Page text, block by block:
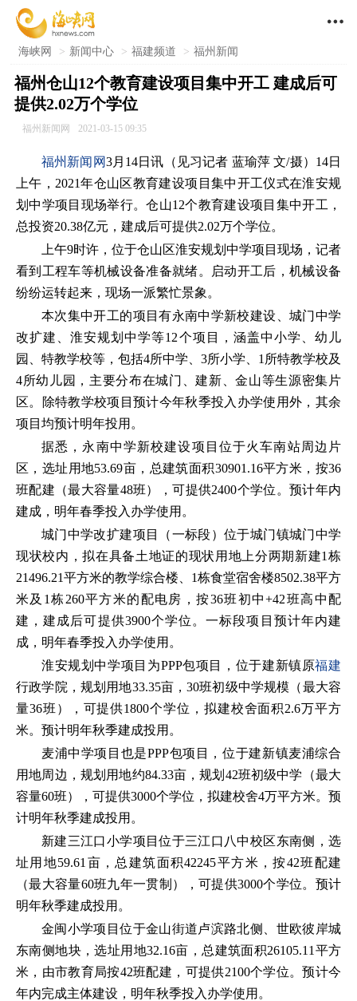

海峡网 > 新闻中心 > 福建频道 > 福州新闻
福州仓山12个教育建设项目集中开工 建成后可
提供2.02万个学位
福州新闻网 2021-03-15 09:35
福州新闻网3月14日讯（见习记者 蓝瑜萍 文/摄）14日
上午，2021年仓山区教育建设项目集中开工仪式在淮安规
划中学项目现场举行。仓山12个教育建设项目集中开工，
总投资20.38亿元，建成后可提供2.02万个学位。
上午9时许，位于仓山区淮安规划中学项目现场，记者
看到工程车等机械设备准备就绪。启动开工后，机械设备
纷纷运转起来，现场一派繁忙景象。
本次集中开工的项目有永南中学新校建设、城门中学
改扩建、淮安规划中学等12个项目，涵盖中小学、幼儿
园、特教学校等，包括4所中学、3所小学、1所特教学校及
4所幼儿园，主要分布在城门、建新、金山等生源密集片
区。除特教学校项目预计今年秋季投入办学使用外，其余
项目均预计明年投用。
据悉，永南中学新校建设项目位于火车南站周边片
区，选址用地53.69亩，总建筑面积30901.16平方米，按36
班配建（最大容量48班），可提供2400个学位。预计年内
建成，明年春季投入办学使用。
城门中学改扩建项目（一标段）位于城门镇城门中学
现状校内，拟在具备土地证的现状用地上分两期新建1栋
21496.21平方米的教学综合楼、1栋食堂宿舍楼8502.38平方
米及1栋260平方米的配电房，按36班初中+42班高中配
建，建成后可提供3900个学位。一标段项目预计年内建
成，明年春季投入办学使用。
淮安规划中学项目为PPP包项目，位于建新镇原福建
行政学院，规划用地33.35亩，30班初级中学规模（最大容
量36班），可提供1800个学位，拟建校舍面积2.6万平方
米。预计明年秋季建成投用。
麦浦中学项目也是PPP包项目，位于建新镇麦浦综合
用地周边，规划用地约84.33亩，规划42班初级中学（最大
容量60班），可提供3000个学位，拟建校舍4万平方米。预
计明年秋季建成投用。
新建三江口小学项目位于三江口八中校区东南侧，选
址用地59.61亩，总建筑面积42245平方米，按42班配建
（最大容量60班九年一贯制），可提供3000个学位。预计
明年秋季建成投用。
金闽小学项目位于金山街道卢滨路北侧、世欧彼岸城
东南侧地块，选址用地32.16亩，总建筑面积26105.11平方
米，由市教育局按42班配建，可提供2100个学位。预计今
年内完成主体建设，明年秋季投入办学使用。